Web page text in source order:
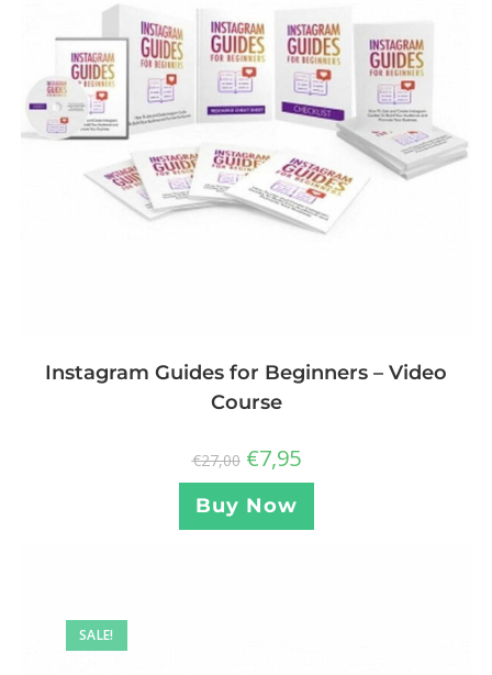
Instagram Guides for Beginners – Video
Course
€27,00 €7,95
Buy Now
SALE!